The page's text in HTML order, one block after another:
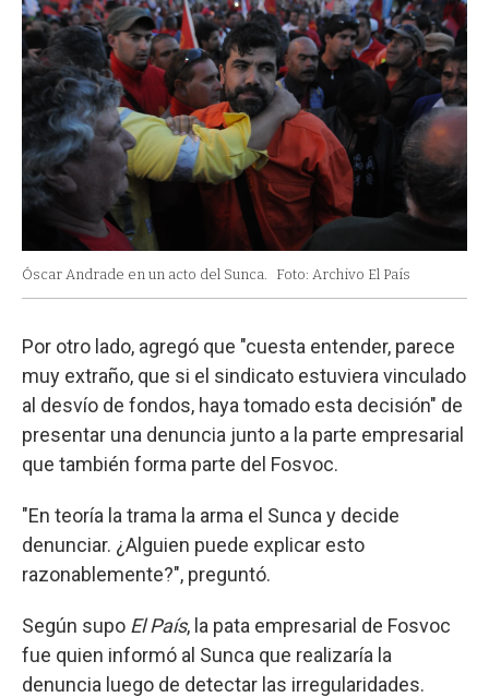
Óscar Andrade en un acto del Sunca. Foto: Archivo El País
Por otro lado, agregó que "cuesta entender, parece
muy extraño, que si el sindicato estuviera vinculado
al desvío de fondos, haya tomado esta decisión" de
presentar una denuncia junto a la parte empresarial
que también forma parte del Fosvoc.
"En teoría la trama la arma el Sunca y decide
denunciar. ¿Alguien puede explicar esto
razonablemente?", preguntó.
Según supo El País, la pata empresarial de Fosvoc
fue quien informó al Sunca que realizaría la
denuncia luego de detectar las irregularidades.